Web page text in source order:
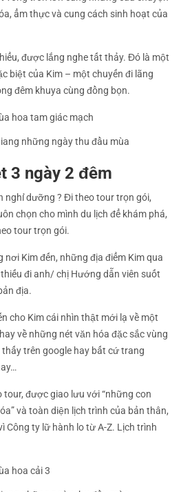
ẩm thực và cung cách sinh hoạt của
được lắng nghe tất thảy. Đó là một
biệt của Kim – một chuyến đi lãng
đêm khuya cùng đồng bọn.
những ngày thu đầu mùa
3 ngày 2 đêm
nghỉ dưỡng ? Đi theo tour trọn gói,
chọn cho mình du lịch để khám phá,
tour trọn gói.
nơi Kim đến, những địa điểm Kim qua
đi anh/ chị Hướng dẫn viên suốt
địa.
cho Kim cái nhìn thật mới lạ về một
về những nét văn hóa đặc sắc vùng
trên google hay bất cứ trang
tour, được giao lưu với “những con
và toàn diện lịch trình của bản thân,
Công ty lữ hành lo từ A-Z. Lịch trình